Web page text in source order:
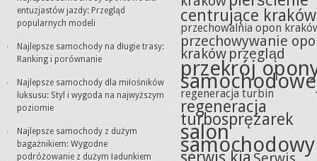
entuzjastów jazdy: Przegląd
popularnych modeli
Najlepsze samochody na długie trasy:
Ranking i porównanie
Najlepsze samochody dla miłośników
luksusu: Styl i wygoda na najwyższym
poziomie
Najlepsze samochody z dużym
bagażnikiem: Wygodne
podróżowanie z dużym ładunkiem
centrujące kraków
przechowalnia opon
przechowywanie
kraków przegląd
przekrój
regeneracja turbin
regeneracja
turbosprężarek
salon
samochodowy